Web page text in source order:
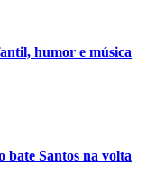
humor e música
bate Santos na volta